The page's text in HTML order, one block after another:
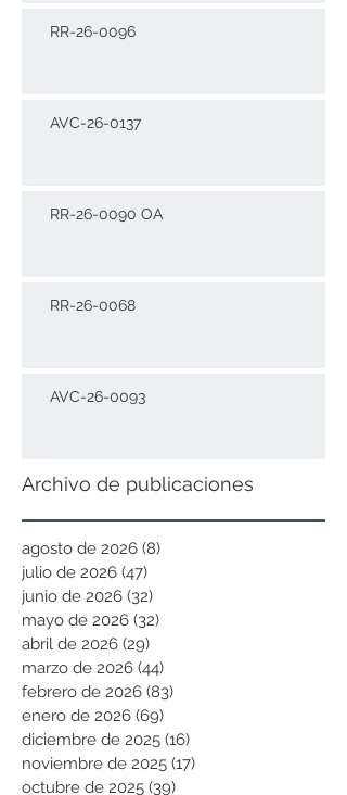
RR-26-0096
AVC-26-0137
RR-26-0090 OA
RR-26-0068
AVC-26-0093
Archivo de publicaciones
agosto de 2026 (8)
julio de 2026 (47)
junio de 2026 (32)
mayo de 2026 (32)
abril de 2026 (29)
marzo de 2026 (44)
febrero de 2026 (83)
enero de 2026 (69)
diciembre de 2025 (16)
noviembre de 2025 (17)
octubre de 2025 (39)